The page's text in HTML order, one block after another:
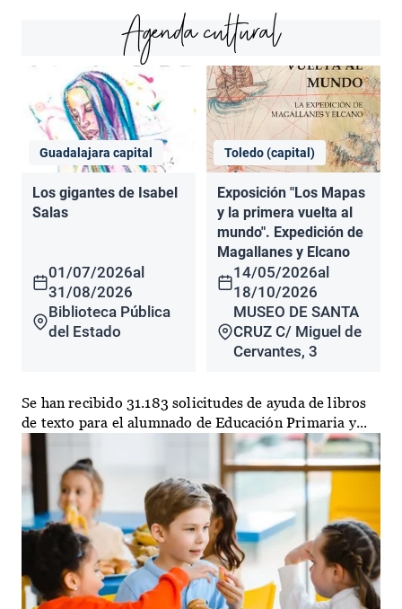
Agenda cultural
Guadalajara capital
Los gigantes de Isabel
Salas
01/07/2026al
31/08/2026
Biblioteca Pública
del Estado
Toledo (capital)
Exposición "Los Mapas
y la primera vuelta al
mundo". Expedición de
Magallanes y Elcano
14/05/2026al
18/10/2026
MUSEO DE SANTA
CRUZ C/ Miguel de
Cervantes, 3
Se han recibido 31.183 solicitudes de ayuda de libros
de texto para el alumnado de Educación Primaria y...